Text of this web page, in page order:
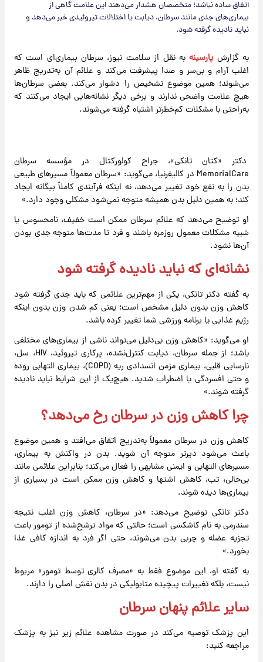
اتفاق ساده نباشد؛ متخصصان هشدار می‌دهند این علامت گاهی از
بیماری‌های جدی مانند سرطان، دیابت یا اختلالات تیروئیدی خبر می‌دهد و
نباید نادیده گرفته شود.
به گزارش پارسینه به نقل از سلامت نیوز، سرطان بیماری‌ای است که
اغلب آرام و بی‌سر و صدا پیشرفت می‌کند و علائم آن به‌تدریج ظاهر
می‌شوند؛ همین موضوع تشخیص را دشوار می‌کند. بعضی سرطان‌ها
هیچ علامت واضحی ندارند و برخی دیگر نشانه‌هایی ایجاد می‌کنند که
به‌راحتی با مشکلات کم‌خطرتر اشتباه گرفته می‌شوند.
دکتر «کتان تانکی»، جراح کولورکتال در مؤسسه سرطان
MemorialCare در کالیفرنیا، می‌گوید: «سرطان معمولاً مسیرهای طبیعی
بدن را به نفع خود تغییر می‌دهد، نه اینکه فرآیندی کاملاً بیگانه ایجاد
کند؛ به همین دلیل بدن همیشه متوجه نمی‌شود مشکلی وجود دارد.»
او توضیح می‌دهد که علائم سرطان ممکن است خفیف، نامحسوس یا
شبیه مشکلات معمول روزمره باشند و فرد تا مدت‌ها متوجه جدی بودن
آن‌ها نشود.
نشانه‌ای که نباید نادیده گرفته شود
به گفته دکتر تانکی، یکی از مهم‌ترین علائمی که باید جدی گرفته شود
کاهش وزن بدون دلیل مشخص است؛ یعنی کم شدن وزن بدون اینکه
رژیم غذایی یا برنامه ورزشی شما تغییر کرده باشد.
او می‌گوید: «کاهش وزن بی‌دلیل می‌تواند ناشی از بیماری‌های مختلفی
باشد؛ از جمله سرطان، دیابت کنترل‌نشده، پرکاری
تیروئید، HIV، سل،
نارسایی قلبی، بیماری مزمن انسدادی ریه (COPD)، بیماری التهابی روده
و حتی افسردگی یا اضطراب شدید. هیچ‌یک از این شرایط نباید نادیده
گرفته شوند.»
چرا کاهش وزن در سرطان رخ می‌دهد؟
کاهش وزن در سرطان معمولاً به‌تدریج اتفاق می‌افتد و همین موضوع
باعث می‌شود دیرتر متوجه آن شوید. بدن در واکنش به بیماری،
مسیرهای التهابی و ایمنی مشابهی را فعال می‌کند؛ بنابراین علائمی مانند
بی‌حالی، تب، کاهش اشتها و کاهش وزن ممکن است در بسیاری از
بیماری‌ها دیده شوند.
دکتر تانکی توضیح می‌دهد: «در سرطان، کاهش وزن اغلب نتیجه
سندرمی به نام کاشکسی است؛ حالتی که مواد ترشح‌شده از تومور باعث
تجزیه عضله و چربی بدن می‌شوند، حتی اگر فرد به اندازه کافی غذا
بخورد.»
به گفته او، این موضوع فقط به «مصرف کالری توسط تومور» مربوط
نیست، بلکه تغییرات پیچیده متابولیکی در بدن نقش اصلی را دارند.
سایر علائم پنهان سرطان
این پزشک توصیه می‌کند در صورت مشاهده علائم زیر نیز به پزشک
مراجعه کنید: